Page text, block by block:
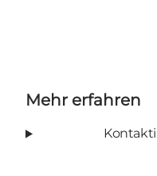
Mehr erfahren